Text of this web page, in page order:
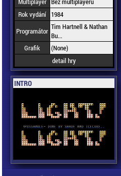
Rok vydání
1984
Programátor Tim Hartnell & Nathan
Bu...
Grafik
(None)
detail hry
INTRO